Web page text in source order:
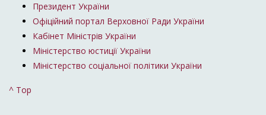
Президент України
Офіційний портал Верховної Ради України
Кабінет Міністрів України
Міністерство юстиції України
Міністерство соціальної політики України
^ Top